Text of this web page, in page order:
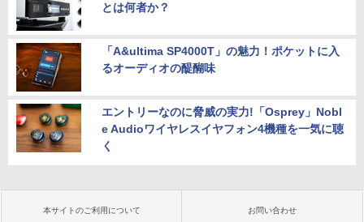
とは何者か？
「A&ultima SP4000T」の魅力！ポケットに入
るオーディオの醍醐味
エントリーなのに脅威の実力!「Osprey」Nobl
e Audioワイヤレスイヤフォン4機種を一気に聴
く
本サイトのご利用について お問い合わせ